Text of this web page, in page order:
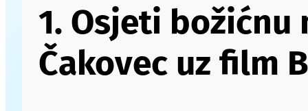
1. Osjeti
Čakovec uz film